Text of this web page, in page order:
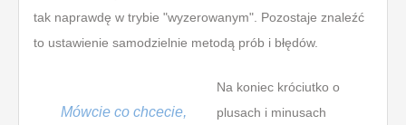
tak naprawdę w trybie "wyzerowanym". Pozostaje znaleźć
to ustawienie samodzielnie metodą prób i błędów.
Mówcie co chcecie,
Na koniec króciutko o
plusach i minusach